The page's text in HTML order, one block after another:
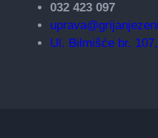
032 423 097
Ul. Bilmišće br.